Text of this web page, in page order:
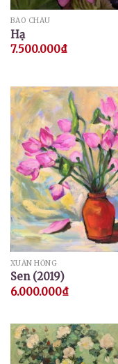
BẢO CHÂU
Hạ
7.500.000₫
XUÂN HỒNG
Sen (2019)
6.000.000₫